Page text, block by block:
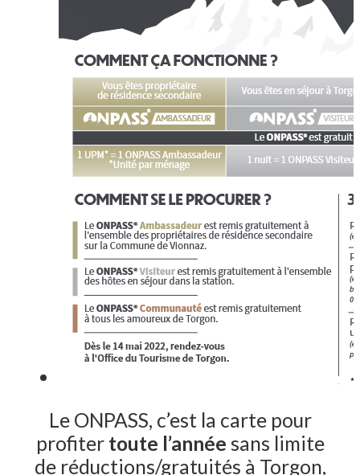
Le ONPASS, c’est la carte pour
profiter toute l’année sans limite
de réductions/gratuités à Torgon,